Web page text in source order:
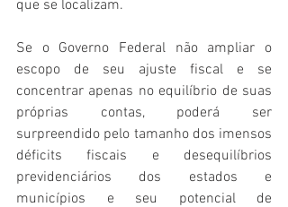
que se localizam.
Se o Governo Federal não ampliar o
escopo de seu ajuste fiscal e se
concentrar apenas no equilíbrio de suas
próprias contas, poderá ser
surpreendido pelo tamanho dos imensos
déficits fiscais e desequilíbrios
previdenciários dos estados e
municípios e seu potencial de